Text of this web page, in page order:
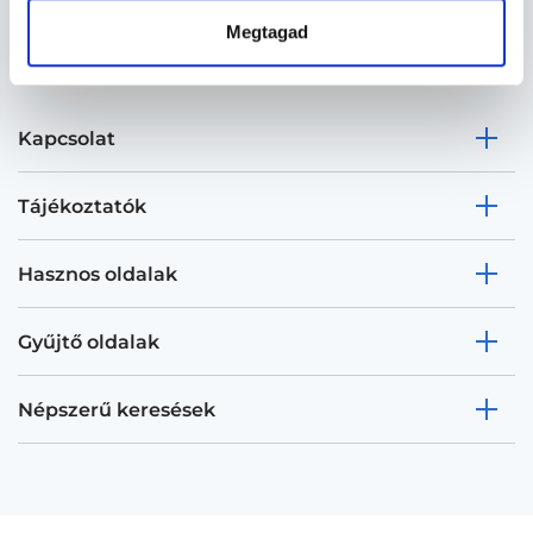
Megtagad
Kapcsolat
Tájékoztatók
Hasznos oldalak
Gyűjtő oldalak
Népszerű keresések